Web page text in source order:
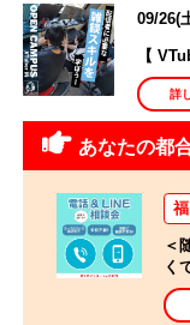
09/26(
詳
あなたの都
＜
く